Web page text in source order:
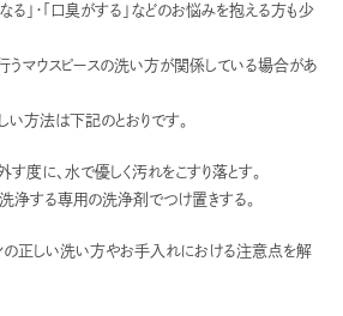
る」・「口臭がする」などのお悩みを抱える方も少
うマウスピースの洗い方が関係している場合があ
い方法は下記のとおりです。
す度に、水で優しく汚れをこすり落とす。
浄する専用の洗浄剤でつけ置きする。
の正しい洗い方やお手入れにおける注意点を解